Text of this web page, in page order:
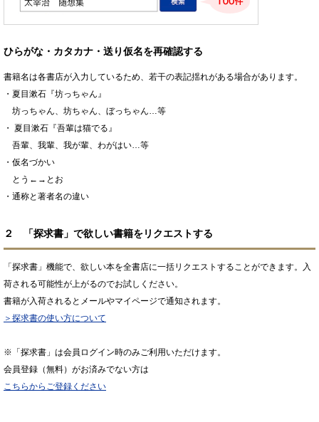
ひらがな・カタカナ・送り仮名を再確認する
書籍名は各書店が入力しているため、若干の表記揺れがある場合があります。
・夏目漱石『坊っちゃん』
坊っちゃん、坊ちゃん、ぼっちゃん…等
・ 夏目漱石『吾輩は猫でる』
吾輩、我輩、我が輩、わがはい…等
・仮名づかい
とう←→とお
・通称と著者名の違い
２ 「探求書」で欲しい書籍をリクエストする
「探求書」機能で、欲しい本を全書店に一括リクエストすることができます。入
荷される可能性が上がるのでお試しください。
書籍が入荷されるとメールやマイページで通知されます。
＞探求書の使い方について
※「探求書」は会員ログイン時のみご利用いただけます。
会員登録（無料）がお済みでない方は
こちらからご登録ください